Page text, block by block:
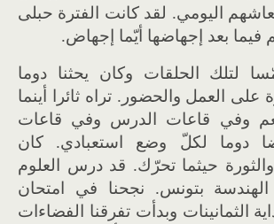
اليومي. لقد كانت الفترة حبلى
فيما بعد إجهاضها أيّما إجهاض.
لتلك الحلقات وكان يحثنا دوما
العمل والحضور. تراه ثائرا أينما
وفي قاعات الدرس وفي قاعات
دوما لكلّ وضع استعبادي. كان
حيثما تحرّك. قد درس العلوم
الهندسة بتونس. نجحنا في امتحان
الثمانينات وبدأت تفرقنا الفضاءات